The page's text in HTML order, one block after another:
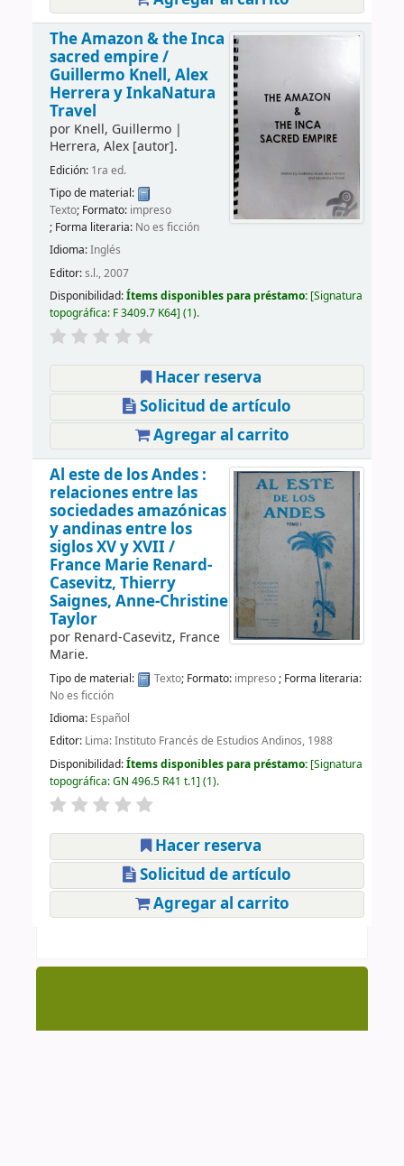
The Amazon & the Inca
sacred empire /
Guillermo Knell, Alex
Herrera y InkaNatura
Travel
por Knell, Guillermo|
Herrera, Alex[autor].
Edición: 1ra ed.
Tipo de material:
Texto; Formato: impreso
; Forma literaria: No es ficción
Idioma:Inglés
Editor:s.l., 2007
Disponibilidad:Ítems disponibles para préstamo: Signatura
topográfica: F 3409.7 K64 (1).
Hacer reserva
Solicitud de artículo
Agregar al carrito
Al este de los Andes :
relaciones entre las
sociedades amazónicas
y andinas entre los
siglos XV y XVII /
France Marie Renard-
Casevitz, Thierry
Saignes, Anne-Christine
Taylor
por Renard-Casevitz, France
Marie.
Tipo de material: Texto; Formato: impreso; Forma literaria:
No es ficción
Idioma: Español
Editor: Lima: Instituto Francés de Estudios Andinos, 1988
Disponibilidad:Ítems disponibles para préstamo: Signatura
topográfica:GN 496.5 R41 t.1 (1).
Hacer reserva
Solicitud de artículo
Agregar al carrito